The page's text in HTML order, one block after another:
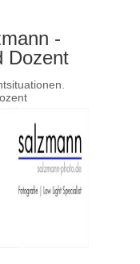
-
Dozent